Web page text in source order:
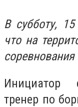
В субботу,
что на
Инициатор
тренер по